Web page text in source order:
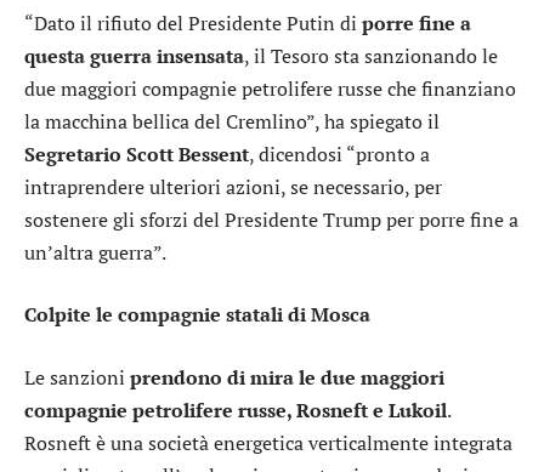
“Dato il rifiuto del Presidente Putin di porre fine a
questa guerra insensata, il Tesoro sta sanzionando le
due maggiori compagnie petrolifere russe che finanziano
la macchina bellica del Cremlino”, ha spiegato il
Segretario Scott Bessent, dicendosi “pronto a
intraprendere ulteriori azioni, se necessario, per
sostenere gli sforzi del Presidente Trump per porre fine a
un’altra guerra”.
Colpite le compagnie statali di Mosca
Le sanzioni prendono di mira le due maggiori
compagnie petrolifere russe, Rosneft e Lukoil.
Rosneft è una società energetica verticalmente integrata